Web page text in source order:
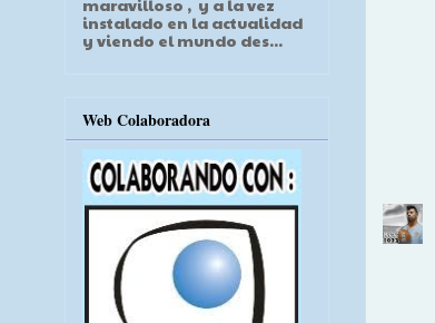
maravilloso , y a la vez
instalado en la actualidad
y viendo el mundo des...
Web Colaboradora